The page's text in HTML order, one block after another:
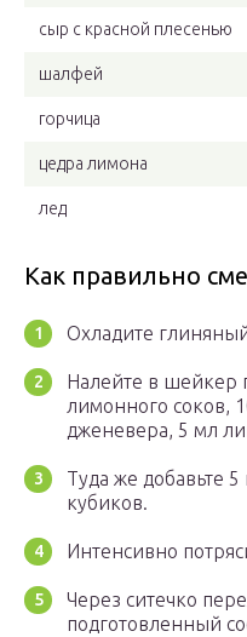
сыр с красной плесенью
шалфей
горчица
цедра лимона
лед
Как правильно
Охладите
Налейте в шейкер
лимонного соков,
дженевера, 5 мл
Туда же добавьте
кубиков.
Интенсивно
Через ситечко
подготовленный